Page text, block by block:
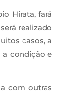
Hirata, fará
realizado
casos, a
a condição e
com outras